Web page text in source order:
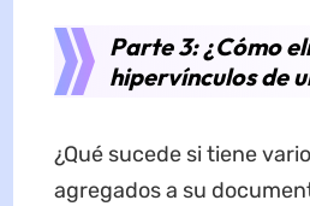
Parte 3: ¿Cómo
hipervínculos de
¿Qué sucede si tiene
agregados a su